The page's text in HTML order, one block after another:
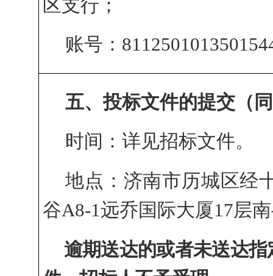
区支行；
账号：
五、投标文件的提交（
时间：详见招标文件。
地点： 济南市历城区经
谷A8-1远乔国际大厦17层
逾期送达的或者未送达